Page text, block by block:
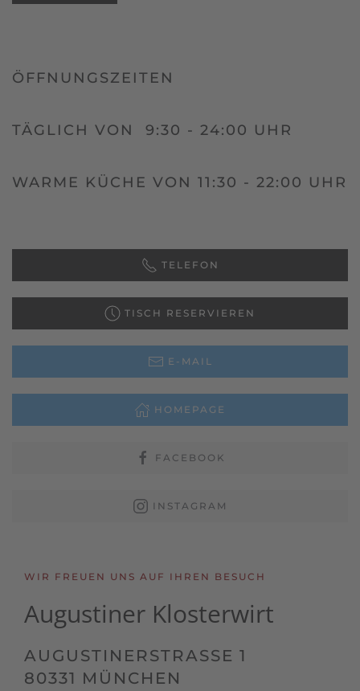
ÖFFNUNGSZEITEN
TÄGLICH VON 9:30 - 24:00 UHR
WARME KÜCHE VON 11:30 - 22:00 UHR
TELEFON
TISCH RESERVIEREN
E-MAIL
HOMEPAGE
FACEBOOK
INSTAGRAM
WIR FREUEN UNS AUF IHREN BESUCH
Augustiner Klosterwirt
AUGUSTINERSTRASSE 1
80331 MÜNCHEN